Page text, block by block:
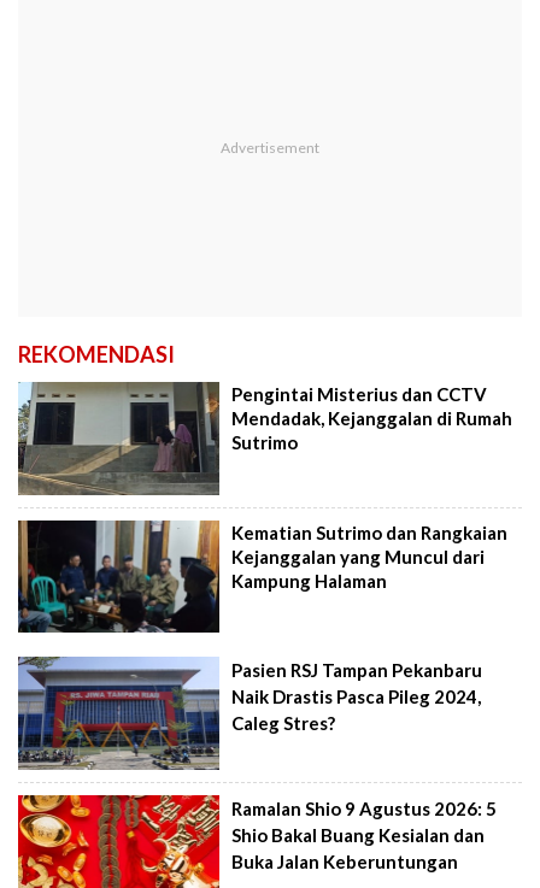
REKOMENDASI
Pengintai Misterius dan CCTV
Mendadak, Kejanggalan di Rumah
Sutrimo
Kematian Sutrimo dan Rangkaian
Kejanggalan yang Muncul dari
Kampung Halaman
Pasien RSJ Tampan Pekanbaru
Naik Drastis Pasca Pileg 2024,
Caleg Stres?
Ramalan Shio 9 Agustus 2026: 5
Shio Bakal Buang Kesialan dan
Buka Jalan Keberuntungan